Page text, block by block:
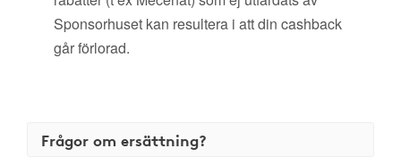
Sponsorhuset kan resultera i att din cashback
går förlorad.
Frågor om ersättning?